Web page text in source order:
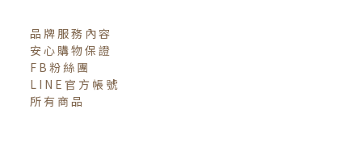
品牌服務內容
安心購物保證
FB粉絲團
LINE官方帳號
所有商品